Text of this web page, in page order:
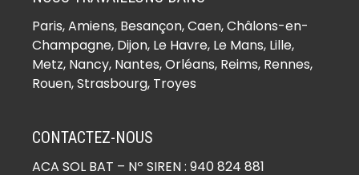
Paris,Amiens, Besançon, Caen, Châlons-en-
Champagne, Dijon, Le Havre, Le Mans, Lille,
Metz, Nancy, Nantes, Orléans, Reims, Rennes,
Rouen, Strasbourg, Troyes
CONTACTEZ-NOUS
ACA SOL BAT – Nº SIREN : 940 824 881